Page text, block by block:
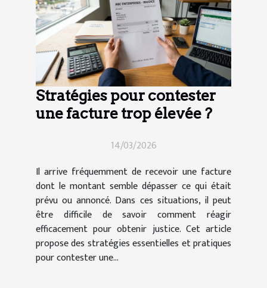
Stratégies pour contester
une facture trop élevée ?
14/03/2026
Il arrive fréquemment de recevoir une facture
dont le montant semble dépasser ce qui était
prévu ou annoncé. Dans ces situations, il peut
être difficile de savoir comment réagir
efficacement pour obtenir justice. Cet article
propose des stratégies essentielles et pratiques
pour contester une...